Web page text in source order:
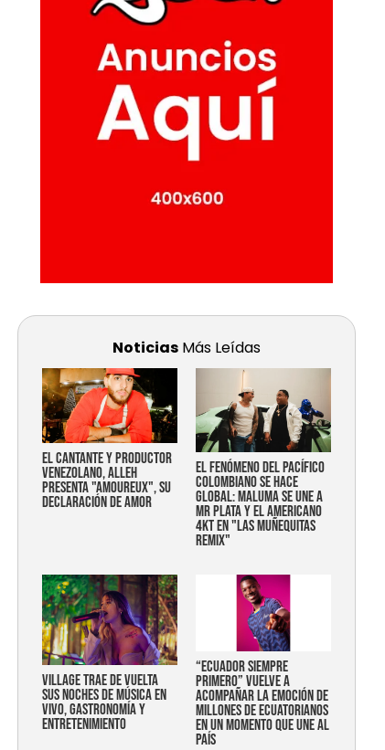
Noticias Más Leídas
EL CANTANTE Y PRODUCTOR
VENEZOLANO, ALLEH
PRESENTA "AMOUREUX", SU
DECLARACIÓN DE AMOR
EL FENÓMENO DEL PACÍFICO
COLOMBIANO SE HACE
GLOBAL: MALUMA SE UNE A
MR PLATA Y EL AMERICANO
4KT EN "LAS MUÑEQUITAS
REMIX"
Village trae de vuelta
sus noches de música en
vivo, gastronomía y
entretenimiento
“Ecuador siempre
primero” vuelve a
acompañar la emoción de
millones de ecuatorianos
en un momento que une al
país